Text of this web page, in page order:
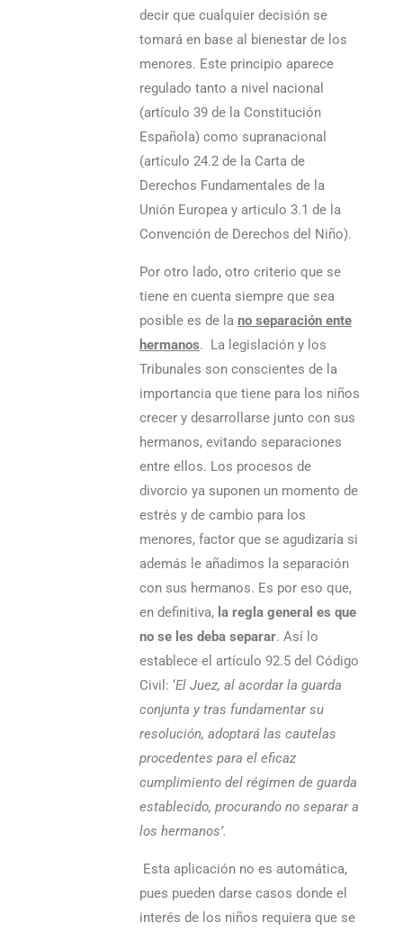
decir que cualquier decisión se
tomará en base al bienestar de los
menores. Este principio aparece
regulado tanto a nivel nacional
(artículo 39 de la Constitución
Española) como supranacional
(artículo 24.2 de la Carta de
Derechos Fundamentales de la
Unión Europea y articulo 3.1 de la
Convención de Derechos del Niño).
Por otro lado, otro criterio que se
tiene en cuenta siempre que sea
posible es de la no separación ente
hermanos. La legislación y los
Tribunales son conscientes de la
importancia que tiene para los niños
crecer y desarrollarse junto con sus
hermanos, evitando separaciones
entre ellos. Los procesos de
divorcio ya suponen un momento de
estrés y de cambio para los
menores, factor que se agudizaría si
además le añadimos la separación
con sus hermanos. Es por eso que,
en definitiva, la regla general es que
no se les deba separar. Así lo
establece el artículo 92.5 del Código
Civil: ‘El Juez, al acordar la guarda
conjunta y tras fundamentar su
resolución, adoptará las cautelas
procedentes para el eficaz
cumplimiento del régimen de guarda
establecido, procurando no separar a
los hermanos’.
Esta aplicación no es automática,
pues pueden darse casos donde el
interés de los niños requiera que se